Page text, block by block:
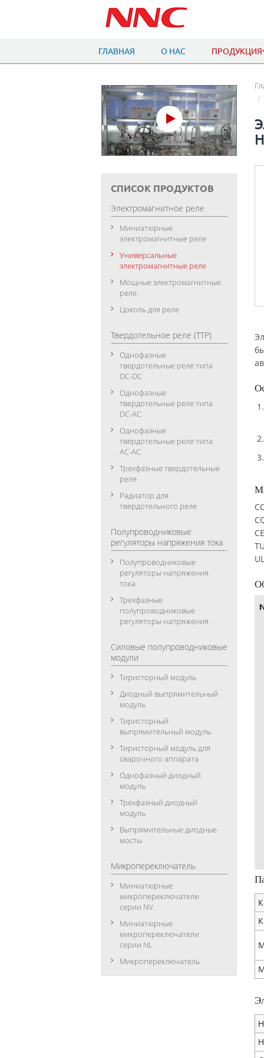
ГЛАВНАЯ О НАС ПРОДУКЦИЯ
СПИСОК ПРОДУКТОВ
Электромагнитное реле
Миниатюрные
электромагнитные реле
Универсальные
электромагнитные реле
Мощные электромагнитные
реле
Цоколь для реле
Твердотельное реле (ТТР)
Однофазные
твердотельные реле типа
DC-DC
Однофазные
твердотельные реле типа
DC-АC
Однофазные
твердотельные реле типа
АC-АC
Трехфазные твердотельные
реле
Радиатор для
твердотельного реле
Полупроводниковые
регуляторы напряжения тока
Полупроводниковые
регуляторы напряжения
тока
Трехфазные
полупроводниковые
регуляторы напряжения
Силовые полупроводниковые
модули
Тиристорный модуль
Диодный выпрямительный
модуль
Тиристорный
выпрямительный модуль
Тиристорный модуль для
сварочного аппарата
Однофазный диодный
модуль
Трехфазный диодный
модуль
Выпрямительные диодные
мосты
Микропереключатель
Миниатюрные
микропереключатели
серии NV
Миниатюрные
микропереключатели
серии NL
Микропереключатель